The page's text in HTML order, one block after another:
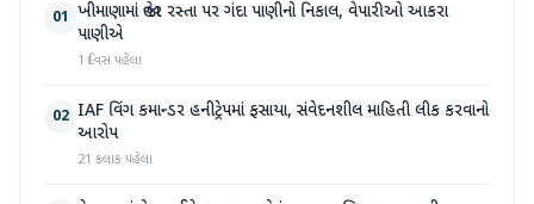
01 ખીમાણામાં જાહેર રસ્તા પર ગંદા પાણીનો નિકાલ, વેપારીઓ આકરા
પાણીએ
1 દિવસ પહેલા
02 IAF વિંગ કમાન્ડર હનીટ્રેપમાં ફસાયા, સંવેદનશીલ માહિતી લીક કરવાનો
આરોપ
21 કલાક પહેલા